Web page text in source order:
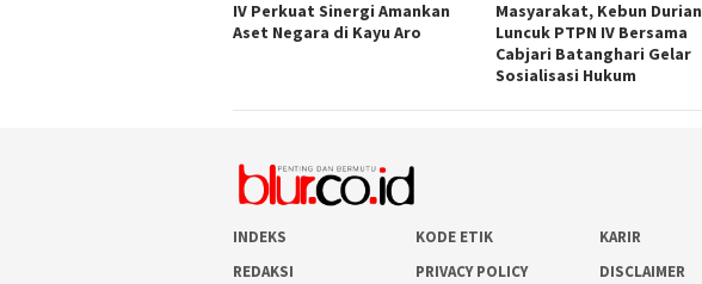
IV Perkuat Sinergi Amankan
Aset Negara di Kayu Aro
Masyarakat, Kebun Durian
Luncuk PTPN IV Bersama
Cabjari Batanghari Gelar
Sosialisasi Hukum
INDEKS KODE ETIK
KARIR
REDAKSI
PRIVACY POLICY DISCLAIMER